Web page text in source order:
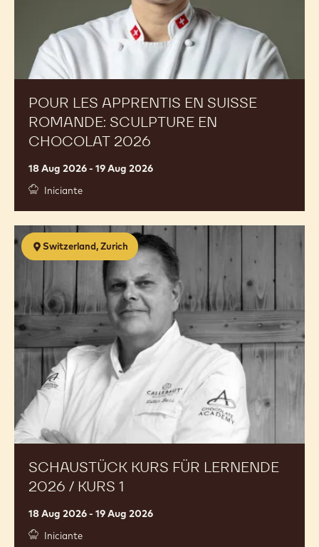
POUR LES APPRENTIS EN SUISSE
ROMANDE: SCULPTURE EN
CHOCOLAT 2026
18 Aug 2026 - 19 Aug 2026
Iniciante
Switzerland, Zurich
SCHAUSTÜCK KURS FÜR LERNENDE
2026 / KURS 1
18 Aug 2026 - 19 Aug 2026
Iniciante
Schaustück
Kurs
Lernende
2026
/
Kurs
1